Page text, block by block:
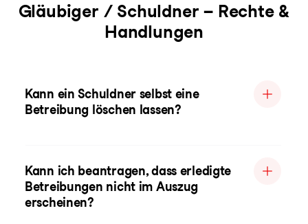
Gläubiger / Schuldner – Rechte &
Handlungen
Kann ein Schuldner selbst eine
Betreibung löschen lassen?
Kann ich beantragen, dass erledigte
Betreibungen nicht im Auszug
erscheinen?